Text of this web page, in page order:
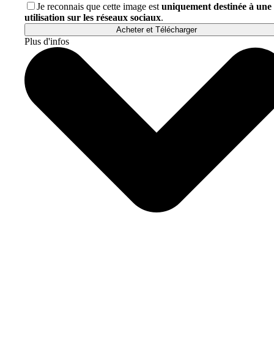
Je reconnais que cette image est uniquement destinée à une
utilisation sur les réseaux sociaux.
Acheter et Télécharger
Plus d'infos